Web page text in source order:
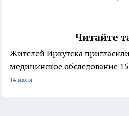
Читайте
Жителей Иркутска
медицинское обследование
14 июля